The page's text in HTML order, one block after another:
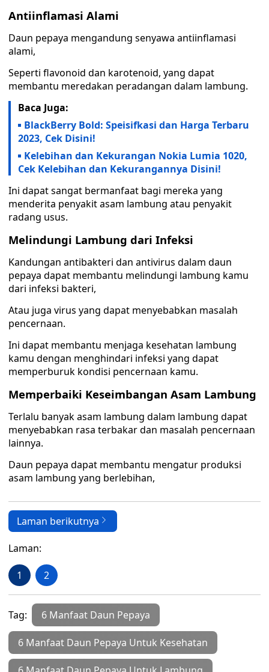
Antiinflamasi Alami
Daun pepaya mengandung senyawa antiinflamasi
alami,
Seperti flavonoid dan karotenoid, yang dapat
membantu meredakan peradangan dalam lambung.
Baca Juga:
BlackBerry Bold: Speisifkasi dan Harga Terbaru
2023, Cek Disini!
Kelebihan dan Kekurangan Nokia Lumia 1020,
Cek Kelebihan dan Kekurangannya Disini!
Ini dapat sangat bermanfaat bagi mereka yang
menderita penyakit asam lambung atau penyakit
radang usus.
Melindungi Lambung dari Infeksi
Kandungan antibakteri dan antivirus dalam daun
pepaya dapat membantu melindungi lambung kamu
dari infeksi bakteri,
Atau juga virus yang dapat menyebabkan masalah
pencernaan.
Ini dapat membantu menjaga kesehatan lambung
kamu dengan menghindari infeksi yang dapat
memperburuk kondisi pencernaan kamu.
Memperbaiki Keseimbangan Asam Lambung
Terlalu banyak asam lambung dalam lambung dapat
menyebabkan rasa terbakar dan masalah pencernaan
lainnya.
Daun pepaya dapat membantu mengatur produksi
asam lambung yang berlebihan,
Laman berikutnya
Laman:
1 2
Tag: 6 Manfaat Daun Pepaya
6 Manfaat Daun Pepaya Untuk Kesehatan